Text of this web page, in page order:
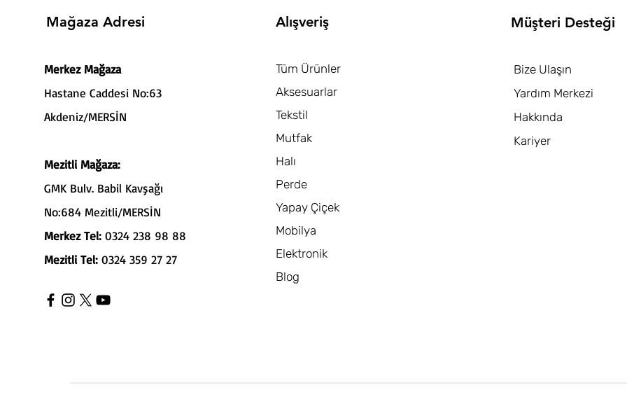
Mağaza Adresi
Merkez Mağaza
Hastane Caddesi No:63
Akdeniz/MERSİN
Mezitli Mağaza:
GMK Bulv. Babil Kavşağı
No:684 Mezitli/MERSİN
Merkez Tel: 0324 238 98 88
Mezitli Tel: 0324 359 27 27
Alışveriş
Tüm Ürünler
Aksesuarlar
Tekstil
Mutfak
Halı
Perde
Yapay Çiçek
Mobilya
Elektronik
Blog
Müşteri Desteği
Bize Ulaşın
Yardım Merkezi
Hakkında
Kariyer